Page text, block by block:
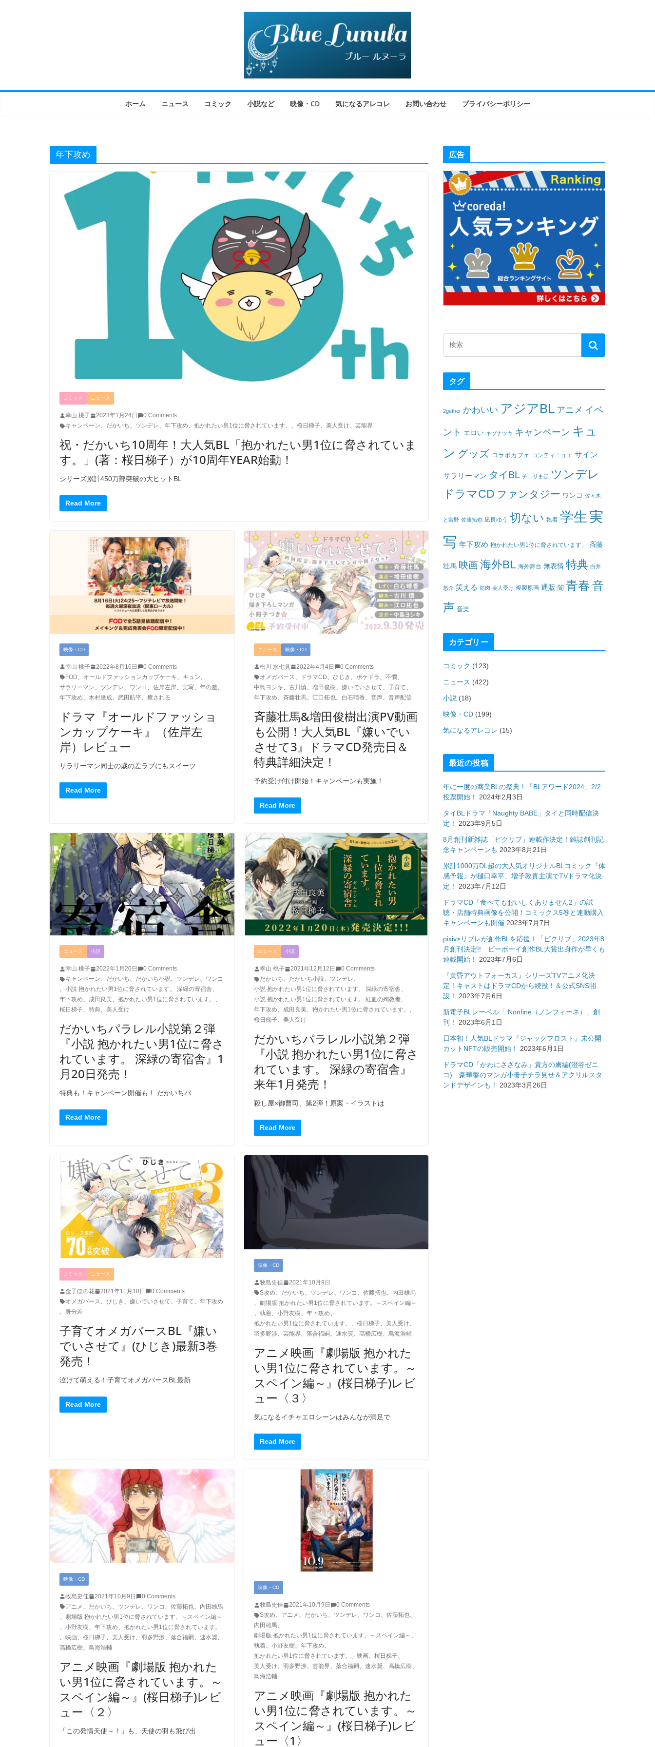
ホーム ニュース コミック 小説など 映像・CD 気になるアレコレ お問い合わせ プライバシーポリシー
年下攻め
コミック ニュース
幸山 桃子 2023年1月24日
0 Comments
キャンペーン、 だかいち、 ツンデレ、 年下攻め、 抱かれたい男1位に脅されています。 、 桜日梯子、 美人受け、 芸能界
祝・だかいち10周年！大人気BL「抱かれたい男1位に脅されていま
す。」(著：桜日梯子）が10周年YEAR始動！
シリーズ累計450万部突破の大ヒットBL
Read More
映像・CD
幸山 桃子 2022年8月16日
0 Comments
FOD
オールドファッションカップケーキ キュン
サラリーマン
ツンデレ ワンコ 佐岸左岸 実写 年の差
年下攻め
木村達成 武田航平 癒される
ドラマ『オールドファッショ
ンカップケーキ』（佐岸左
岸）レビュー
サラリーマン同士の歳の差ラブにもスイーツ
Read More
ニュース 映像・CD
松川 水七見 2022年4月4日
0 Comments
オメガバース
ドラマCD ひじき ポケドラ 不憫、
中島ヨシキ
古川慎、 増田俊樹、 嫌いでいさせて 子育て
年下攻め
斉藤壮馬、 江口拓也、 白石晴香 音声、 音声配信
斉藤壮馬&増田俊樹出演PV動画
も公開！大人気BL『嫌いでい
させて3』ドラマCD発売日＆
特典詳細決定！
予約受け付け開始！キャンペーンも実施！
Read More
ニュース 小説
幸山 桃子 2022年1月20日
0 Comments
キャンペーン、 だかいち、 だかいち小説、 ツンデレ、 ワンコ
、 小説 抱かれたい男1位に脅されています。 深緑の寄宿舎、
年下攻め、 成田良美、 抱かれたい男1位に脅されています。 、
桜日梯子、 特典、 美人受け
だかいちパラレル小説第２弾
『小説 抱かれたい男1位に脅さ
れています。 深緑の寄宿舎』1
月20日発売！
特典も！キャンペーン開催も！ だかいちパ
Read More
ニュース 小説
幸山 桃子 2021年12月12日
0 Comments
だかいち、 だかいち小説、 ツンデレ、
小説 抱かれたい男1位に脅されています。 深緑の寄宿舎、
小説 抱かれたい男1位に脅されています。 紅血の殉教者、
年下攻め、 成田良美、 抱かれたい男1位に脅されています。
、
桜日梯子、 美人受け
だかいちパラレル小説第２弾
『小説 抱かれたい男1位に脅さ
れています。 深緑の寄宿舎』
来年1月発売！
殺し屋×御曹司、第2弾！原案・イラストは
Read More
コミック ニュース
金子ほの花 2021年11月10日
0 Comments
オメガバース
ひじき 嫌いでいさせて 子育て
年下攻め
身分差
子育てオメガバースBL『嫌い
でいさせて』(ひじき)最新3巻
発売！
泣けて萌える！子育てオメガバースBL最新
Read More
映像・CD
牧島史佳
2021年10月9日
S攻め
だかいち ツンデレ ワンコ 佐藤拓也、
内田雄馬
劇場版 抱かれたい男1位に脅されています。～スペイン編～
執着、 小野友樹、 年下攻め
抱かれたい男1位に脅されています。
桜日梯子、 美人受け
羽多野渉、 芸能界 落合福嗣 速水奨、 高橋広樹、 鳥海浩輔
アニメ映画『劇場版 抱かれた
い男1位に脅されています。～
スペイン編～』(桜日梯子)レビ
ュー〈３〉
気になるイチャエロシーンはみんなが満足で
Read More
映像・CD
牧島史佳 2021年10月9日
0 Comments
アニメ
だかいち ツンデレ ワンコ 佐藤拓也
内田雄馬
劇場版 抱かれたい男1位に脅されています。～スペイン編～
小野友樹 年下攻め
抱かれたい男1位に脅されています。
映画 桜日梯子 美人受け 羽多野渉 落合福嗣 速水奨
高橋広樹
鳥海浩輔
アニメ映画『劇場版 抱かれた
い男1位に脅されています。～
スペイン編～』(桜日梯子)レビ
ュー〈２〉
「この発情天使～！」も、天使の羽も飛び出
映像・CD
牧島史佳 2021年10月9日
0 Comments
S攻め、 アニメ 、 だかいち、 ツンデレ、 ワンコ 、 佐藤拓也、
内田雄馬、
劇場版 抱かれたい男1位に脅されています。～スペイン編～ 、
執着、 小野友樹、 年下攻め、
抱かれたい男1位に脅されています。
、 映画、 桜日梯子、
美人受け、 羽多野渉、 芸能界、 落合福嗣 、 速水奨、 高橋広樹、
鳥海浩輔
アニメ映画『劇場版 抱かれた
い男1位に脅されています。～
スペイン編～』(桜日梯子)レビ
ュー〈1〉
広告
タグ
2gether かわいい アジアBL アニメ イベ
ント エロい キヅナツキ キャンペーン キュ
ン グッズ コラボカフェ コンティニュエ サイン
サラリーマン タイBL チェリまほ ツンデレ
ドラマCD ファンタジー ワンコ 佐々木
と宮野 佐藤拓也 凪良ゆう 切ない 執着 学生 実
写 年下攻め 抱かれたい男1位に脅されています。 斉藤
壮馬 映画海外BL 海外舞台 無表情 特典 白井
悠介 笑える 筋肉 美人受け 複製原画 通販 闇 青春音
声 音楽
カテゴリー
コミック (123)
ニュース (422)
小説 (18)
映像・CD (199)
気になるアレコレ (15)
最近の投稿
年に一度の商業BLの祭典！「BLアワード2024」2/2
投票開始！
2024年2月3日
タイBLドラマ「Naughty BABE」タイと同時配信決
定！
2023年9月5日
8月創刊新雑誌「ピクリブ」連載作決定！雑誌創刊記
念キャンペーンも 2023年8月21日
累計1000万DL超の大人気オリジナルBLコミック『体
感予報』が樋口幸平、増子敦貴主演でTVドラマ化決
定！
2023年7月12日
ドラマCD「食べてもおいしくありません2」の試
聴・店舗特典画像を公開！コミックス5巻と連動購入
キャンペーンも開催 2023年7月7日
pixiv×リブレが創作BLを応援！「ピクリブ」2023年8
月創刊決定!! ビーボーイ創作BL大賞出身作が早くも
連載開始！
2023年7月6日
『黄昏アウトフォーカス』シリーズTVアニメ化決
定！キャストはドラマCDから続投！＆公式SNS開
設！
2023年7月6日
新電子BLレーベル「.Nonfine（ノンフィーネ）」創
刊！
2023年6月1日
日本初！人気BLドラマ『ジャックフロスト』未公開
カットNFTの販売開始！
2023年6月1日
ドラマCD「かわにさざなみ」貴方の虜編(澄谷ゼニ
コ) 豪華盤のマンガ小冊子チラ見せ＆アクリルスタ
ンドデザインも！
2023年3月26日